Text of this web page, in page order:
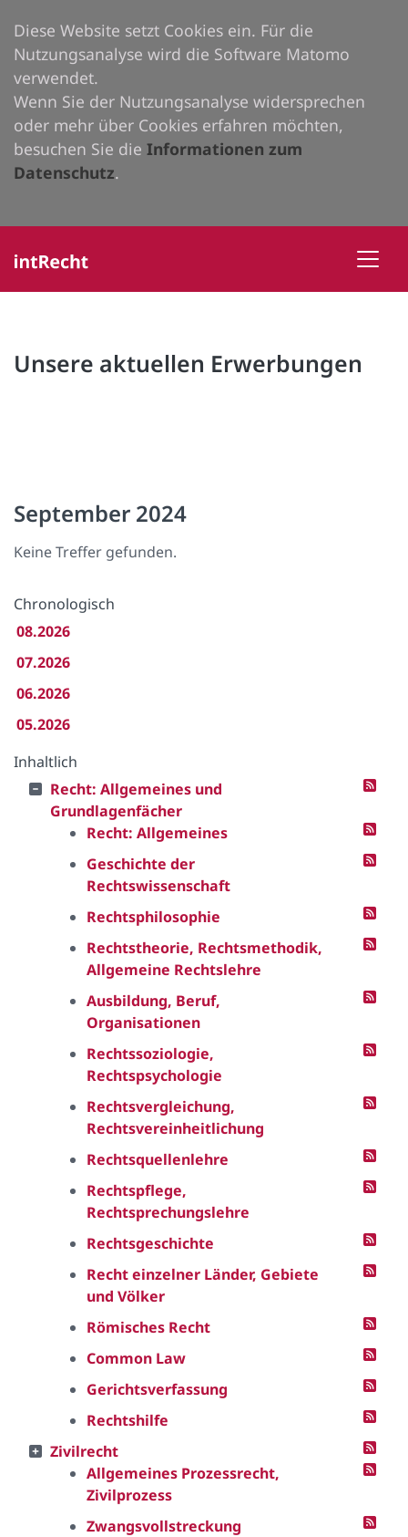
Diese Website setzt Cookies ein. Für die
Nutzungsanalyse wird die Software Matomo
verwendet.
Wenn Sie der Nutzungsanalyse widersprechen
oder mehr über Cookies erfahren möchten,
besuchen Sie die Informationen zum
Datenschutz.
Unsere aktuellen Erwerbungen
September 2024
Keine Treffer gefunden.
Chronologisch
08.2026
07.2026
06.2026
05.2026
Inhaltlich
Recht: Allgemeines und
Grundlagenfächer
Recht: Allgemeines
Geschichte der
Rechtswissenschaft
Rechtsphilosophie
Rechtstheorie, Rechtsmethodik,
Allgemeine Rechtslehre
Ausbildung, Beruf,
Organisationen
Rechtssoziologie,
Rechtspsychologie
Rechtsvergleichung,
Rechtsvereinheitlichung
Rechtsquellenlehre
Rechtspflege,
Rechtsprechungslehre
Rechtsgeschichte
Recht einzelner Länder, Gebiete
und Völker
Römisches Recht
Common Law
Gerichtsverfassung
Rechtshilfe
Zivilrecht
Allgemeines Prozessrecht,
Zivilprozess
Zwangsvollstreckung